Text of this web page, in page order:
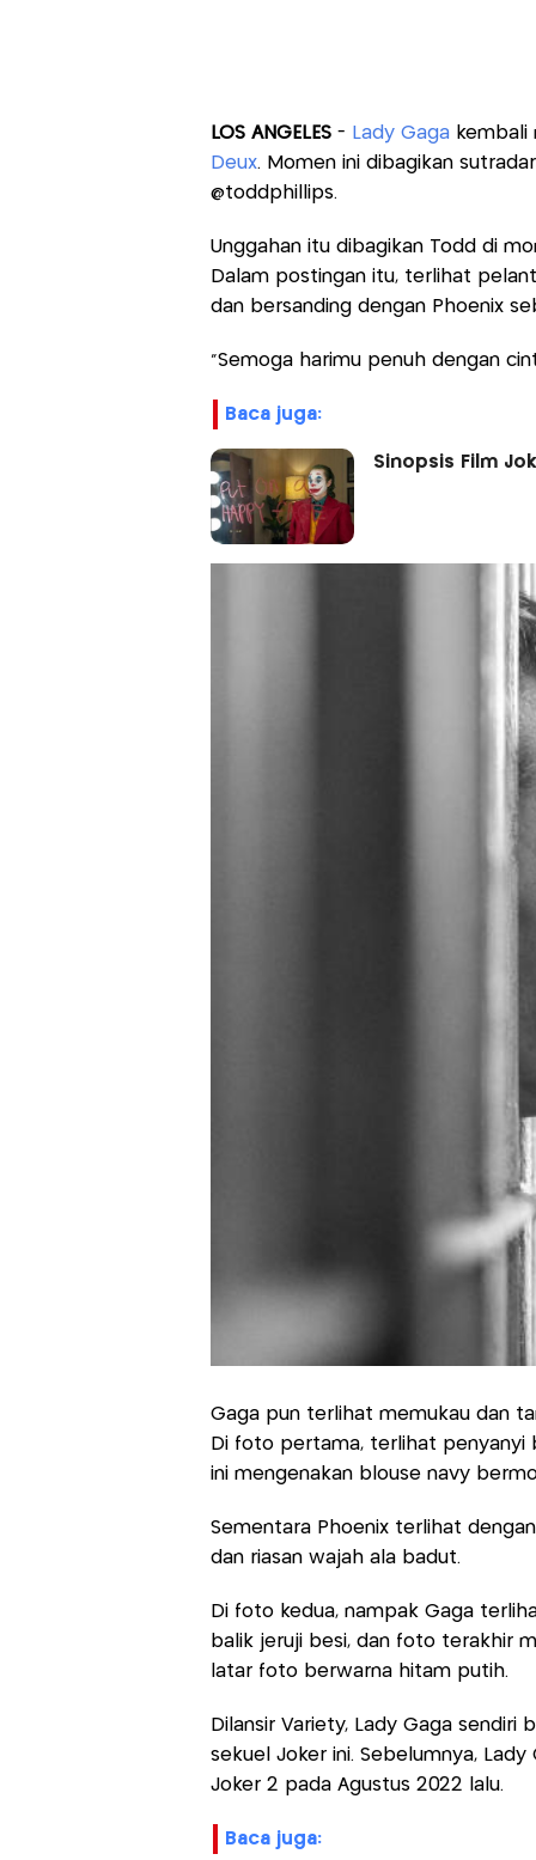
LOS ANGELES - Lady Gagakembali
Deux. Momen ini dibagikan
@toddphillips.
Unggahan itu dibagikan Todd di
Dalam postingan itu, terlihat
dan bersanding dengan Phoenix
“Semoga harimu penuh dengan
baca juga:
Sinopsis Film
Gaga pun terlihat memukau dan
Di foto pertama, terlihat penyanyi
ini mengenakan blouse navy
Sementara Phoenix terlihat
dan riasan wajah ala badut.
Di foto kedua, nampak Gaga
balik jeruji besi, dan foto terakhir
latar foto berwarna hitam putih.
Dilansir Variety, Lady Gaga sendiri
sekuel Joker ini. Sebelumnya,
Joker 2 pada Agustus 2022 lalu.
baca juga: